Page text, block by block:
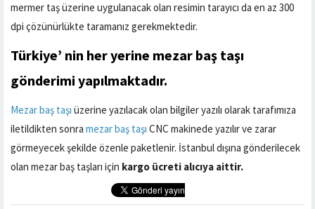
mermer taş üzerine uygulanacak olan resimin tarayıcı da en az 300
dpi çözünürlükte taramanız gerekmektedir.
Türkiye’ nin her yerine mezar baş taşı
gönderimi yapılmaktadır.
Mezar baş taşı üzerine yazılacak olan bilgiler yazılı olarak tarafımıza
iletildikten sonra mezar baş taşı CNC makinede yazılır ve zarar
görmeyecek şekilde özenle paketlenir. İstanbul dışına gönderilecek
olan mezar baş taşları için kargo ücreti alıcıya aittir.